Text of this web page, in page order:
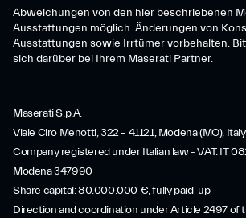
Abweichungen von den hier beschriebenen
Ausstattungen möglich. Änderungen von
Ausstattungen sowie Irrtümer vorbehalten.
sich darüber bei Ihrem Maserati Partner.
Maserati S.p.A.
Viale Ciro Menotti, 322 – 41121, Modena (MO), Italy
Company registered under Italian law - VAT: IT
Modena 347990
Share capital: 80.000.000 €, fully paid-up
Direction and coordination under Article 2497 of